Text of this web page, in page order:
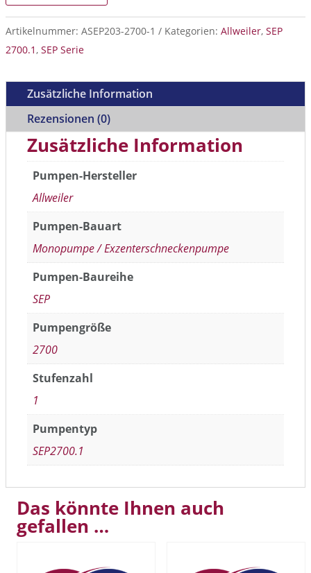
Artikelnummer: ASEP203-2700-1 Kategorien: Allweiler, SEP
2700.1 , SEP Serie
Zusätzliche Information
Rezensionen (0)
Zusätzliche Information
Pumpen-Hersteller
Allweiler
Pumpen-Bauart
Monopumpe / Exzenterschneckenpumpe
Pumpen-Baureihe
SEP
Pumpengröße
2700
Stufenzahl
1
Pumpentyp
SEP2700.1
Das könnte Ihnen auch
gefallen …